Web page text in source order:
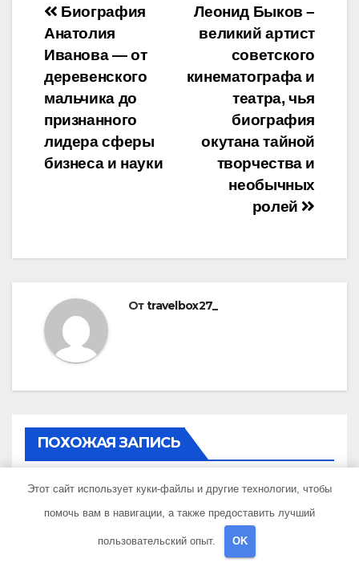
Навигация
по
записям
Леонид Быков –
великий артист
советского
кинематографа и
театра, чья
биография
окутана тайной
творчества и
необычных
ролей
Биография
Анатолия
Иванова — от
деревенского
мальчика до
признанного
лидера сферы
бизнеса и науки
Отtravelbox27_
ПОХОЖАЯ ЗАПИСЬ
UNCATEGORISED
Состав и биография
Этот сайт использует куки-файлы и другие технологии, чтобы
помочь вам в навигации, а также предоставить лучший
пользовательский опыт. OK